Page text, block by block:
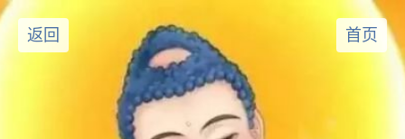
返回 首页